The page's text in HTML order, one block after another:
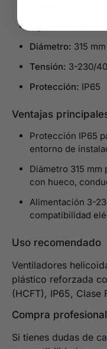
Diámetro: 315 mm
Tensión: 3-230/
Protección: IP65
Ventajas
Protección IP65
entorno de
Diámetro 315
con hueco,
Alimentación 3-
compatibilidad
Uso recomendado
Ventiladores
plástico reforzada
(HCFT), IP65, Clase
Compra
Si tienes dudas de